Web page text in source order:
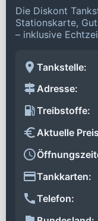
Die Diskont
Stationskarte,
– inklusive
Tankstelle:
Adresse:
Treibstoffe:
Aktuelle
Tankkarten:
Telefon: